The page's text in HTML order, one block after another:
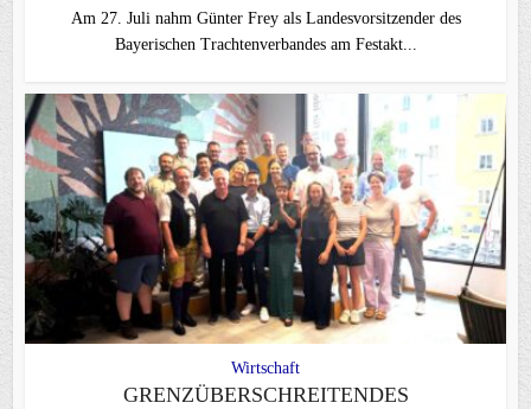
Am 27. Juli nahm Günter Frey als Landesvorsitzender des
Bayerischen Trachtenverbandes am Festakt...
Wirtschaft
GRENZÜBERSCHREITENDES